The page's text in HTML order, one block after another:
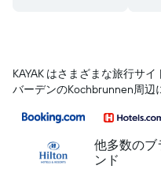
KAYAK はさまざまな旅行サ
バーデン​のKochbrunnen​周辺
他多数のブ
ンド